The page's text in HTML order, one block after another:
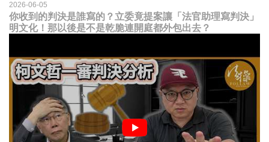
2026-06-05
你收到的判決是誰寫的？立委竟提案讓「法官助理寫判決」
明文化！那以後是不是乾脆連開庭都外包出去？